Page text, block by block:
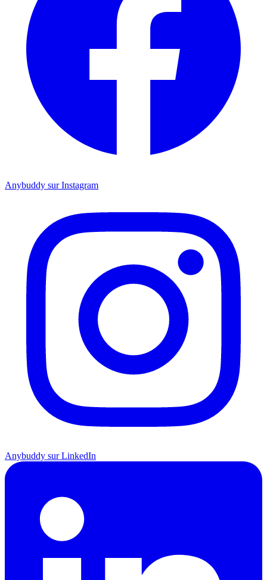
Anybuddy sur Instagram
Anybuddy sur LinkedIn